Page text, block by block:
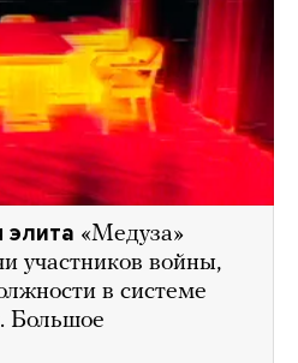
элита «Медуза»
участников войны,
в системе
Большое